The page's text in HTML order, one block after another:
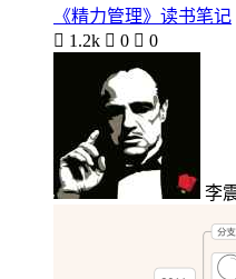
《精力管理》读书笔记
 1.2k  0  0
李